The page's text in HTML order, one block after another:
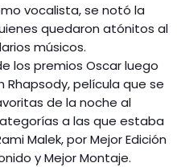
vocalista, se notó la
quedaron atónitos al
músicos.
los premios Oscar luego
película que se
de la noche al
a las que estaba
Malek, por Mejor Edición
y Mejor Montaje.